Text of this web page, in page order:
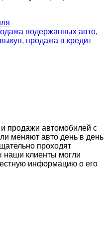
продажи автомобилей с
меняют авто день в день
проходят
наши клиенты могли
информацию о его